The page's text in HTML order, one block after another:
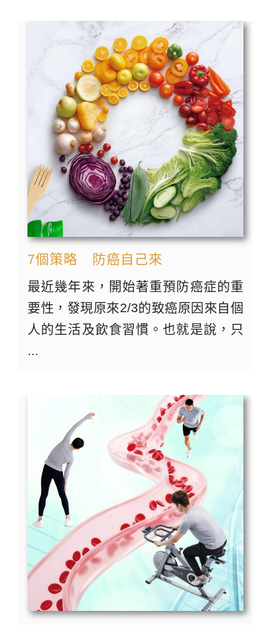
7個策略 防癌自己來
最近幾年來，開始著重預防癌症的重
要性，發現原來2/3的致癌原因來自個
人的生活及飲食習慣。也就是說，只
...